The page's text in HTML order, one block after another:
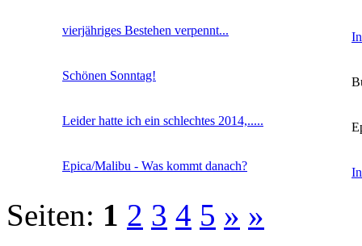
vierjähriges Bestehen verpennt...
Schönen Sonntag!
Leider hatte ich ein schlechtes 2014,.....
Epica/Malibu - Was kommt danach?
Seiten: 1 2 3 4 5 » »